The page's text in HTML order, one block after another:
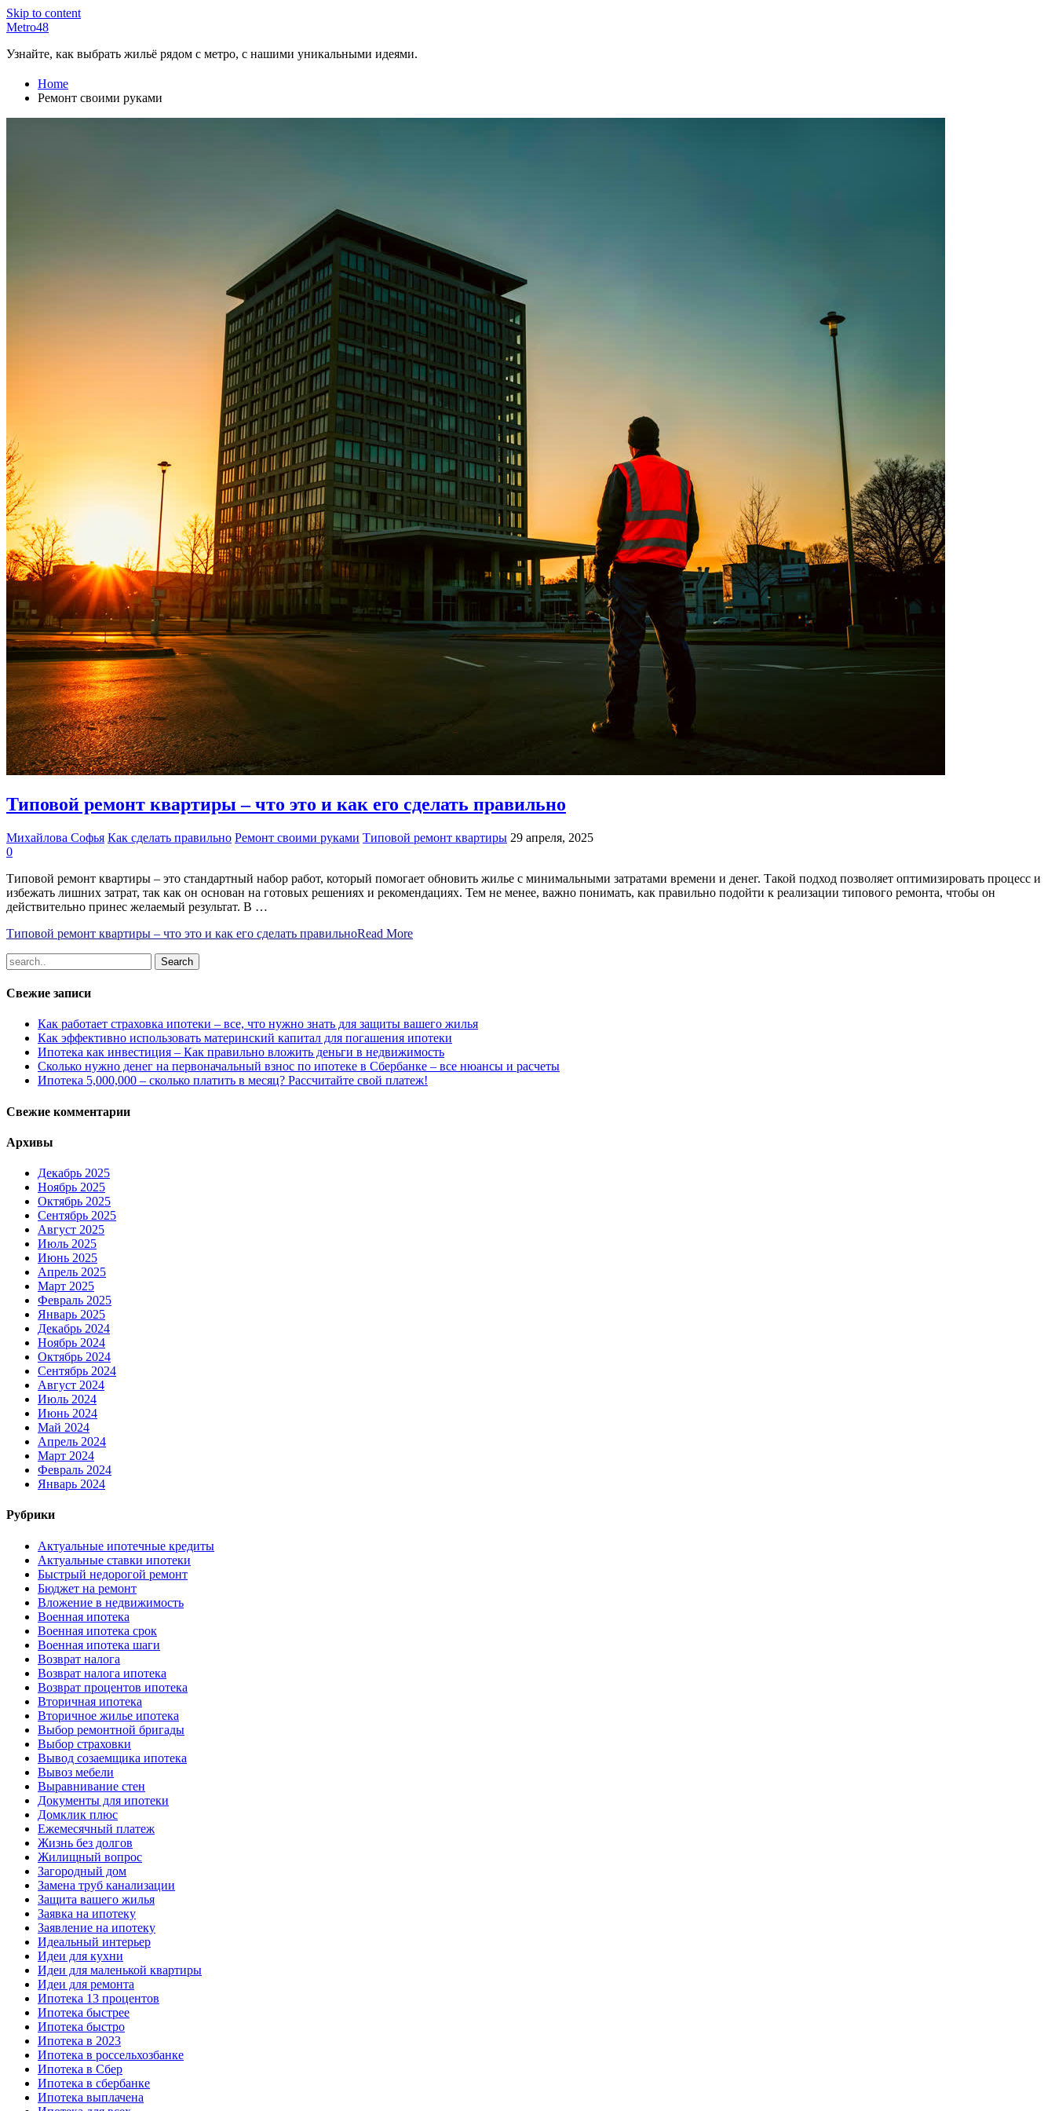
Skip to content
Metro48
Узнайте, как выбрать жильё рядом с метро, с нашими уникальными идеями.
Home
Ремонт своими руками
Типовой ремонт квартиры – что это и как его сделать правильно
Михайлова Софья Как сделать правильно Ремонт своими руками Типовой ремонт квартиры 29 апреля, 2025
0
Типовой ремонт квартиры – это стандартный набор работ, который помогает обновить жилье с минимальными затратами времени и денег. Такой подход позволяет оптимизировать процесс и
избежать лишних затрат, так как он основан на готовых решениях и рекомендациях. Тем не менее, важно понимать, как правильно подойти к реализации типового ремонта, чтобы он
действительно принес желаемый результат. В …
Типовой ремонт квартиры – что это и как его сделать правильноRead More
Свежие записи
Как работает страховка ипотеки – все, что нужно знать для защиты вашего жилья
Как эффективно использовать материнский капитал для погашения ипотеки
Ипотека как инвестиция – Как правильно вложить деньги в недвижимость
Сколько нужно денег на первоначальный взнос по ипотеке в Сбербанке – все нюансы и расчеты
Ипотека 5,000,000 – сколько платить в месяц? Рассчитайте свой платеж!
Свежие комментарии
Архивы
Декабрь 2025
Ноябрь 2025
Октябрь 2025
Сентябрь 2025
Август 2025
Июль 2025
Июнь 2025
Апрель 2025
Март 2025
Февраль 2025
Январь 2025
Декабрь 2024
Ноябрь 2024
Октябрь 2024
Сентябрь 2024
Август 2024
Июль 2024
Июнь 2024
Май 2024
Апрель 2024
Март 2024
Февраль 2024
Январь 2024
Рубрики
Актуальные ипотечные кредиты
Актуальные ставки ипотеки
Быстрый недорогой ремонт
Бюджет на ремонт
Вложение в недвижимость
Военная ипотека
Военная ипотека срок
Военная ипотека шаги
Возврат налога
Возврат налога ипотека
Возврат процентов ипотека
Вторичная ипотека
Вторичное жилье ипотека
Выбор ремонтной бригады
Выбор страховки
Вывод созаемщика ипотека
Вывоз мебели
Выравнивание стен
Документы для ипотеки
Домклик плюс
Ежемесячный платеж
Жизнь без долгов
Жилищный вопрос
Загородный дом
Замена труб канализации
Защита вашего жилья
Заявка на ипотеку
Заявление на ипотеку
Идеальный интерьер
Идеи для кухни
Идеи для маленькой квартиры
Идеи для ремонта
Ипотека 13 процентов
Ипотека быстрее
Ипотека быстро
Ипотека в 2023
Ипотека в россельхозбанке
Ипотека в Сбер
Ипотека в сбербанке
Ипотека выплачена